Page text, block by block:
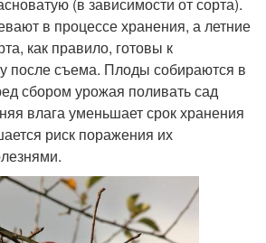
в процессе хранения, а летние
как правило, готовы к
после съема. Плоды собираются в
сбором урожая поливать сад
влага уменьшает срок хранения
риск поражения их